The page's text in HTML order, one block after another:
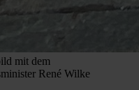
mit dem
René Wilke